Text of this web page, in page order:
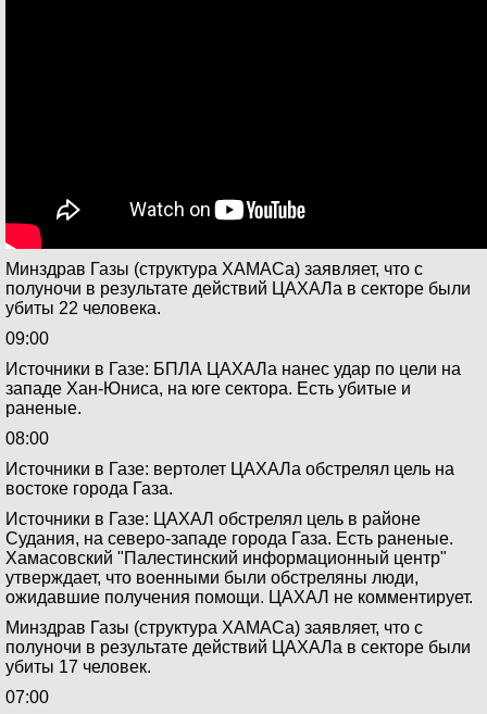
Минздрав Газы (структура ХАМАСа) заявляет, что с
полуночи в результате действий ЦАХАЛа в секторе были
убиты 22 человека.
09:00
Источники в Газе: БПЛА ЦАХАЛа нанес удар по цели на
западе Хан-Юниса, на юге сектора. Есть убитые и
раненые.
08:00
Источники в Газе: вертолет ЦАХАЛа обстрелял цель на
востоке города Газа.
Источники в Газе: ЦАХАЛ обстрелял цель в районе
Судания, на северо-западе города Газа. Есть раненые.
Хамасовский "Палестинский информационный центр"
утверждает, что военными были обстреляны люди,
ожидавшие получения помощи. ЦАХАЛ не комментирует.
Минздрав Газы (структура ХАМАСа) заявляет, что с
полуночи в результате действий ЦАХАЛа в секторе были
убиты 17 человек.
07:00